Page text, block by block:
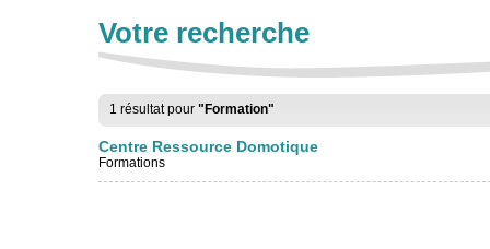
Votre recherche
1 résultat pour "Formation"
Centre Ressource Domotique
Formations